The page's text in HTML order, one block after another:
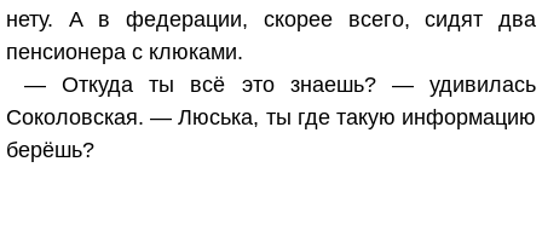
нету. А в федерации, скорее всего, сидят два
пенсионера с клюками.
— Откуда ты всё это знаешь? — удивилась
Соколовская. — Люська, ты где такую информацию
берёшь?